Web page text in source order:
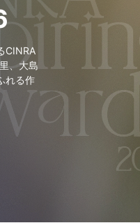
CINRA
、大島
れる作